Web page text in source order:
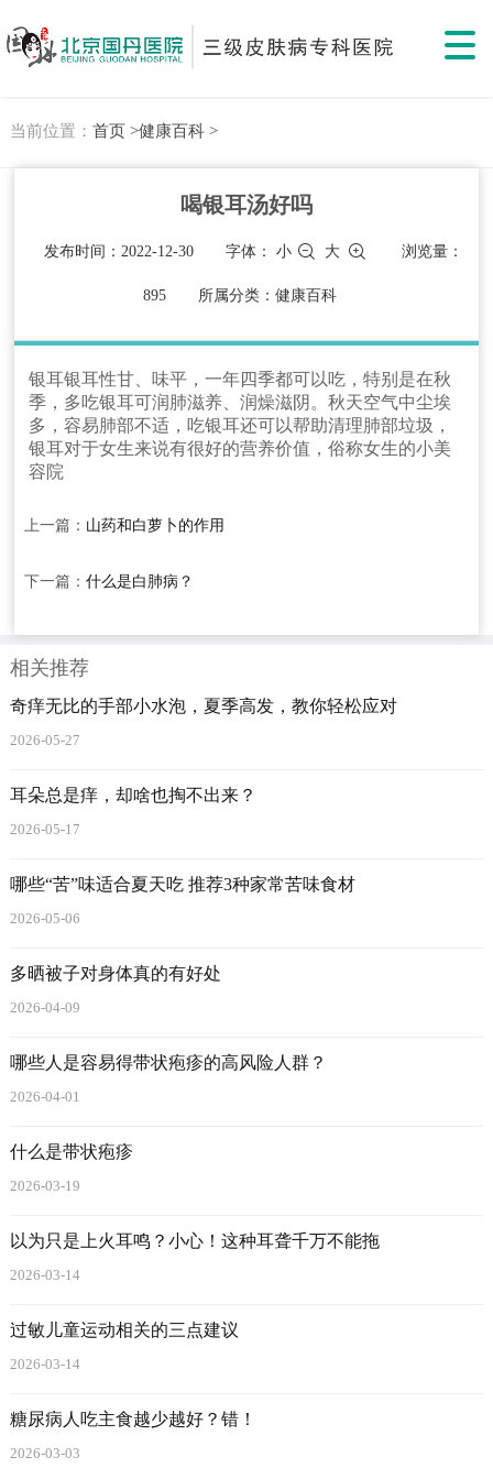
当前位置： 首页 >健康百科 >
喝银耳汤好吗
发布时间：2022-12-30 字体：小 大 浏览量：
895 所属分类：健康百科
银耳银耳性甘、味平，一年四季都可以吃，特别是在秋
季，多吃银耳可润肺滋养、润燥滋阴。秋天空气中尘埃
多，容易肺部不适，吃银耳还可以帮助清理肺部垃圾，
银耳对于女生来说有很好的营养价值，俗称女生的小美
容院
上一篇： 山药和白萝卜的作用
下一篇： 什么是白肺病？
相关推荐
奇痒无比的手部小水泡，夏季高发，教你轻松应对
2026-05-27
耳朵总是痒，却啥也掏不出来？
2026-05-17
哪些“苦”味适合夏天吃 推荐3种家常苦味食材
2026-05-06
多晒被子对身体真的有好处
2026-04-09
哪些人是容易得带状疱疹的高风险人群？
2026-04-01
什么是带状疱疹
2026-03-19
以为只是上火耳鸣？小心！这种耳聋千万不能拖
2026-03-14
过敏儿童运动相关的三点建议
2026-03-14
糖尿病人吃主食越少越好？错！
2026-03-03